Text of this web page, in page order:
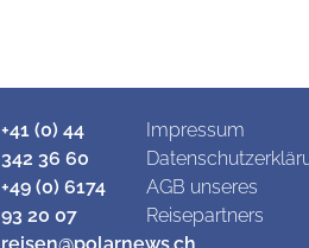
+41 (0) 44
342 36 60
+49 (0) 6174
93 20 07
reisen@polarnews.ch
Impressum
AGB unseres
Reisepartners